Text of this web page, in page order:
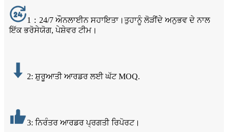
1：24/7 ਔਨਲਾਈਨ ਸਹਾਇਤਾ।ਤੁਹਾਨੂੰ ਲੋੜੀਂਦੇ ਅਨੁਭਵ ਦੇ ਨਾਲ
ਇੱਕ ਭਰੋਸੇਯੋਗ, ਪੇਸ਼ੇਵਰ ਟੀਮ।
2: ਸ਼ੁਰੂਆਤੀ ਆਰਡਰ ਲਈ ਘੱਟ MOQ.
3: ਨਿਰੰਤਰ ਆਰਡਰ ਪ੍ਰਗਤੀ ਰਿਪੋਰਟ।